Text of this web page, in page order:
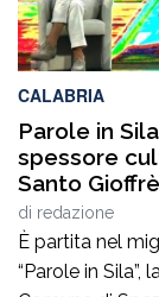
CALABRIA
Parole in
spessore
Santo
Stefano
di redazione
È partita nel
“Parole in